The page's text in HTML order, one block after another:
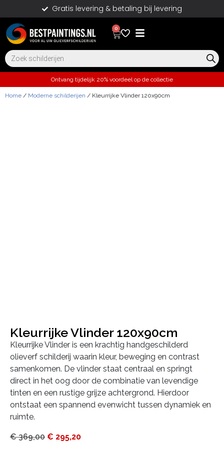
Gratis levering & betaling bij levering
0
Ontvang tijdelijk 20% voordeel op de collectie
Home / Moderne schilderijen / Kleurrijke Vlinder 120x90cm
Kleurrijke Vlinder 120x90cm
Kleurrijke Vlinder is een krachtig handgeschilderd
olieverf schilderij waarin kleur, beweging en contrast
samenkomen. De vlinder staat centraal en springt
direct in het oog door de combinatie van levendige
tinten en een rustige grijze achtergrond. Hierdoor
ontstaat een spannend evenwicht tussen dynamiek en
ruimte.
€369,00 € 295,20